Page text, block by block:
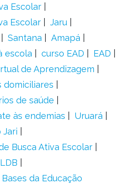
Escolar
Escolar
Jaru
Santana
Amapá
escola curso EAD
EAD
de Aprendizagem
domiciliares
de saúde
às endemias
Uruará
Jari
Busca Ativa Escolar
LDB
da Educação